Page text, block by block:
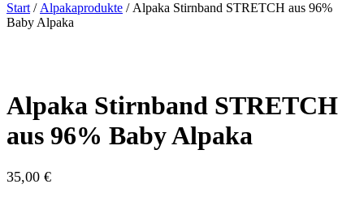
Start / Alpakaprodukte / Alpaka Stirnband STRETCH aus 96%
Baby Alpaka
Alpaka Stirnband STRETCH
aus 96% Baby Alpaka
35,00 €